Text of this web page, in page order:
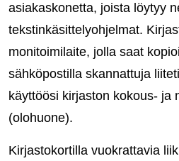
asiakaskonetta, joista löytyy
tekstinkäsittelyohjelmat.
monitoimilaite, jolla saat
sähköpostilla skannattuja
käyttöösi kirjaston kokous- ja
(olohuone).
Kirjastokortilla vuokrattavia